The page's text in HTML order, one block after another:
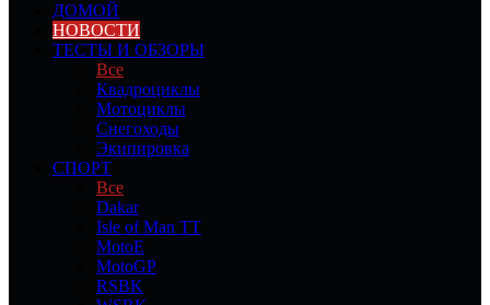
ДОМОЙ
НОВОСТИ
ТЕСТЫ И ОБЗОРЫ
Все
Квадроциклы
Мотоциклы
Снегоходы
Экипировка
СПОРТ
Все
Dakar
Isle of Man TT
MotoE
MotoGP
RSBK